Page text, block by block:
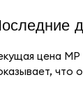
цена
что